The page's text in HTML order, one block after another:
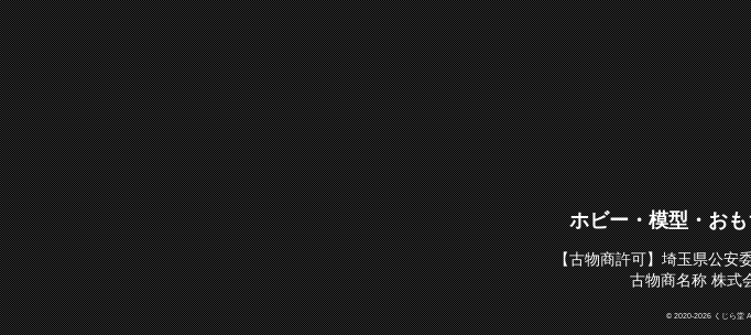
ホビー・模型・お
【古物商許可】埼玉県公安
古物商名称 株式
© 2020-2026 くじら堂